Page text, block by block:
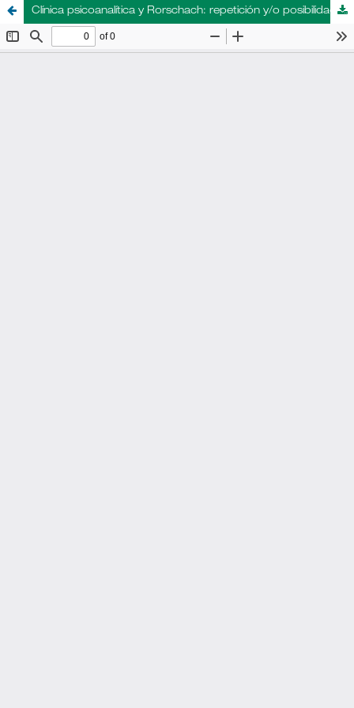
Clínica psicoanalítica y Rorschach: repetición y/o posibilidad de neogénesis